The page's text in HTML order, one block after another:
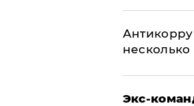
Экс-